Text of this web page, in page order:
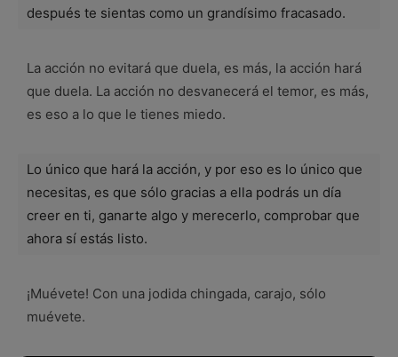
después te sientas como un grandísimo fracasado.
La acción no evitará que duela, es más, la acción hará
que duela. La acción no desvanecerá el temor, es más,
es eso a lo que le tienes miedo.
Lo único que hará la acción, y por eso es lo único que
necesitas, es que sólo gracias a ella podrás un día
creer en ti, ganarte algo y merecerlo, comprobar que
ahora sí estás listo.
¡Muévete! Con una jodida chingada, carajo, sólo
muévete.